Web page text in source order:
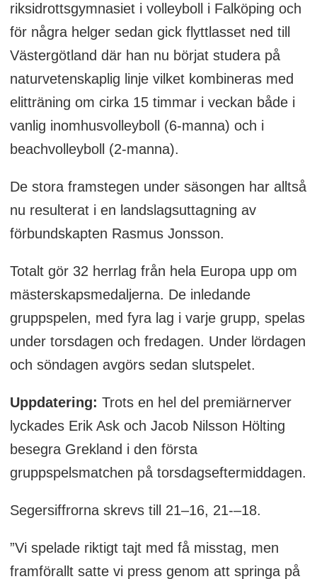
riksidrottsgymnasiet i volleyboll i Falköping och
för några helger sedan gick flyttlasset ned till
Västergötland där han nu börjat studera på
naturvetenskaplig linje vilket kombineras med
elitträning om cirka 15 timmar i veckan både i
vanlig inomhusvolleyboll (6-manna) och i
beachvolleyboll (2-manna).
De stora framstegen under säsongen har alltså
nu resulterat i en landslagsuttagning av
förbundskapten Rasmus Jonsson.
Totalt gör 32 herrlag från hela Europa upp om
mästerskapsmedaljerna. De inledande
gruppspelen, med fyra lag i varje grupp, spelas
under torsdagen och fredagen. Under lördagen
och söndagen avgörs sedan slutspelet.
Uppdatering: Trots en hel del premiärnerver
lyckades Erik Ask och Jacob Nilsson Hölting
besegra Grekland i den första
gruppspelsmatchen på torsdagseftermiddagen.
Segersiffrorna skrevs till 21–16, 21-–18.
”Vi spelade riktigt tajt med få misstag, men
framförallt satte vi press genom att springa på